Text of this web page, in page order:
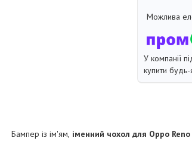
У компанії
купити
Бампер із ім'ям, іменний чохол для Oppo